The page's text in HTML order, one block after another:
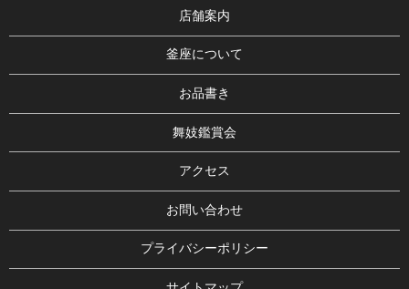
店舗案内
釜座について
お品書き
舞妓鑑賞会
アクセス
お問い合わせ
プライバシーポリシー